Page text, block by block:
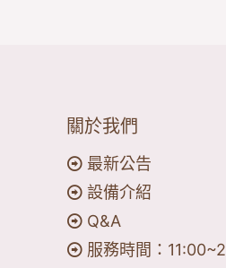
關於我們
最新公告
設備介紹
Q&A
服務時間：